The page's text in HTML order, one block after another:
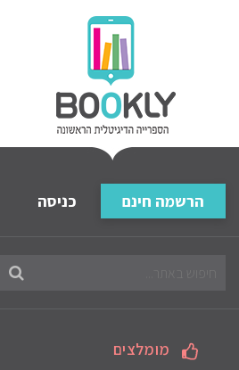
הרשמה חינם כניסה
מומלצים